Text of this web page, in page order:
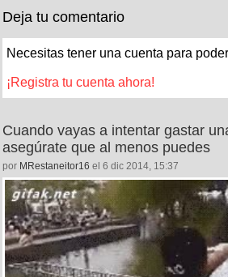
Deja tu comentario
Necesitas tener una cuenta para
¡Registra tu cuenta ahora!
Cuando vayas a intentar gastar
asegúrate que al menos puedes
por MRestaneitor16 el 6 dic 2014, 15:37